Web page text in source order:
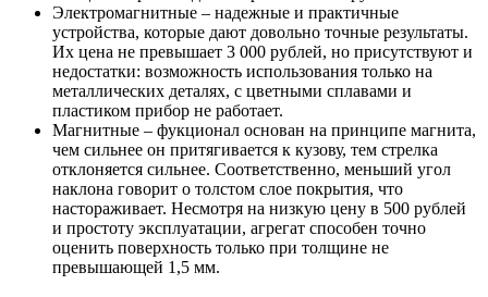
Электромагнитные – надежные и практичные
устройства, которые дают довольно точные результаты.
Их цена не превышает 3 000 рублей, но присутствуют и
недостатки: возможность использования только на
металлических деталях, с цветными сплавами и
пластиком прибор не работает.
Магнитные – фукционал основан на принципе магнита,
чем сильнее он притягивается к кузову, тем стрелка
отклоняется сильнее. Соответственно, меньший угол
наклона говорит о толстом слое покрытия, что
настораживает. Несмотря на низкую цену в 500 рублей
и простоту эксплуатации, агрегат способен точно
оценить поверхность только при толщине не
превышающей 1,5 мм.